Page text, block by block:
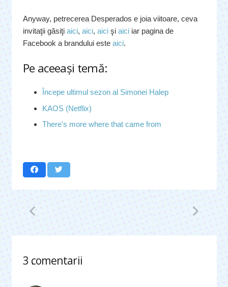
Anyway, petrecerea Desperados e joia viitoare, ceva
invitaţii găsiţi aici, aici, aici şi aici iar pagina de
Facebook a brandului este aici.
Pe aceeaşi temă:
Începe ultimul sezon al Simonei Halep
KAOS (Netflix)
There's more where that came from
3 comentarii
.